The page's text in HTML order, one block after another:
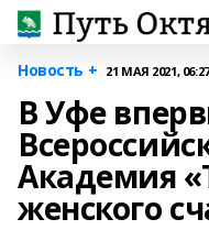
Новость + 21 МАЯ 2021, 06:27
В Уфе
Академия
женского